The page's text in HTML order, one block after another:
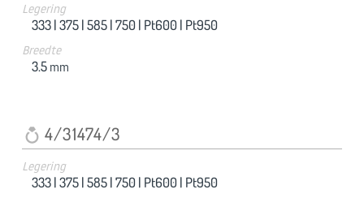
Legering
333 |375 |585 |750 | Pt600 | Pt950
Breedte
3.5 mm
4/31474/3
Legering
333 |375 |585 |750 | Pt600 | Pt950